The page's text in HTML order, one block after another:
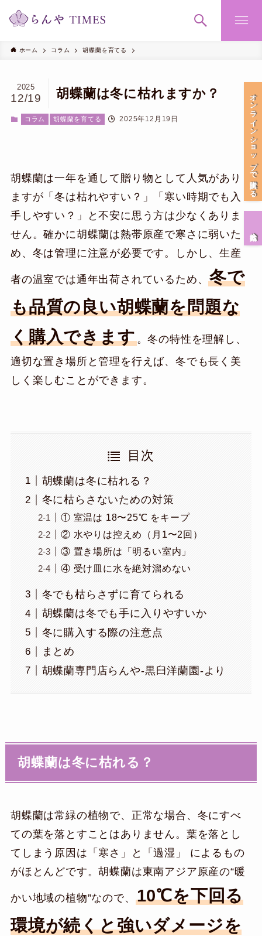
ホーム コラム 胡蝶蘭を育てる
胡蝶蘭は冬に枯れますか？
2025
12/19
コラム 胡蝶蘭を育てる 2025年12月19日
胡蝶蘭は一年を通して贈り物として人気があり
ますが「冬は枯れやすい？」「寒い時期でも入
手しやすい？」と不安に思う方は少なくありま
せん。確かに胡蝶蘭は熱帯原産で寒さに弱いた
め、冬は管理に注意が必要です。しかし、生産
者の温室では通年出荷されているため、冬で
も品質の良い胡蝶蘭を問題な
く購入できます。冬の特性を理解し、
適切な置き場所と管理を行えば、冬でも長く美
しく楽しむことができます。
目次
胡蝶蘭は冬に枯れる？
冬に枯らさないための対策
① 室温は 18〜25℃ をキープ
② 水やりは控えめ（月1〜2回）
③ 置き場所は「明るい室内」
④ 受け皿に水を絶対溜めない
冬でも枯らさずに育てられる
胡蝶蘭は冬でも手に入りやすいか
冬に購入する際の注意点
まとめ
胡蝶蘭専門店らんや-黒臼洋蘭園-より
胡蝶蘭は冬に枯れる？
胡蝶蘭は常緑の植物で、正常な場合、冬にすべ
ての葉を落とすことはありません。葉を落とし
てしまう原因は「寒さ」と「過湿」 によるもの
がほとんどです。胡蝶蘭は東南アジア原産の“暖
かい地域の植物”なので、 10℃を下回る
環境が続くと強いダメージを
オンラインショップで購入する